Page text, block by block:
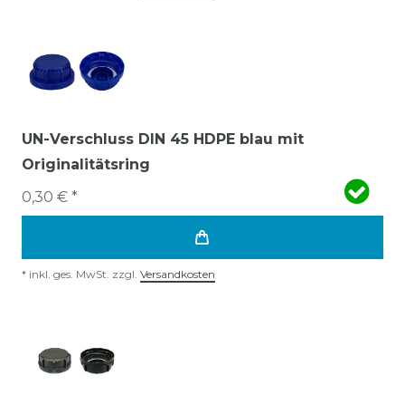
UN-Verschluss DIN 45 HDPE blau mit
Originalitätsring
0,30 € *
* inkl. ges. MwSt. zzgl. Versandkosten